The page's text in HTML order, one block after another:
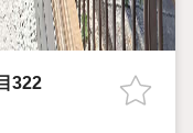
322